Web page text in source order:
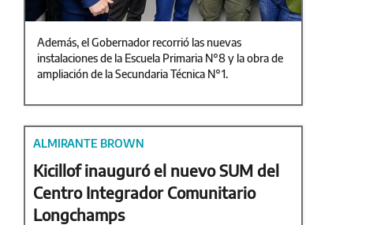
Además, el Gobernador recorrió las nuevas
instalaciones de la Escuela Primaria N°8 y la obra de
ampliación de la Secundaria Técnica N°1.
ALMIRANTE BROWN
Kicillof inauguró el nuevo SUM del
Centro Integrador Comunitario
Longchamps